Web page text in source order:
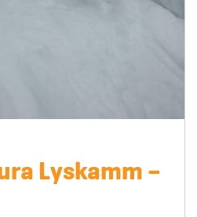
Lyskamm –